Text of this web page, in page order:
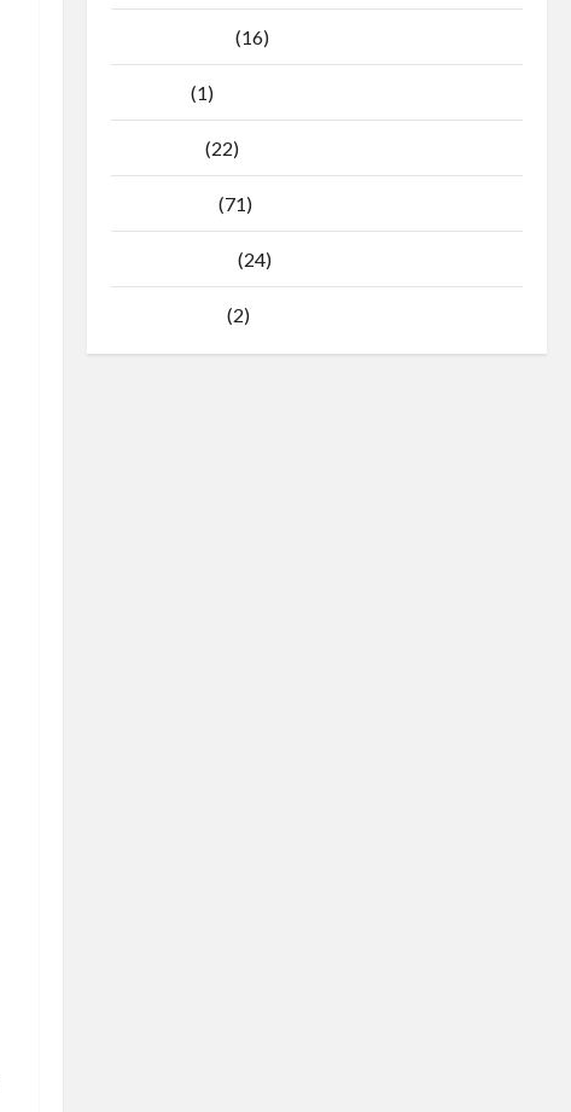
(16)
(1)
(22)
(71)
(24)
(2)